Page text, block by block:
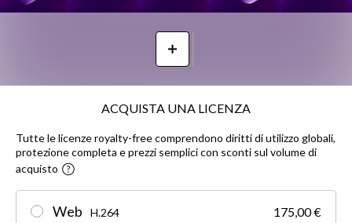
ACQUISTA UNA LICENZA
Tutte le licenze royalty-free comprendono diritti di utilizzo globali,
protezione completa e prezzi semplici con sconti sul volume di
acquisto
Web H.264 175,00 €